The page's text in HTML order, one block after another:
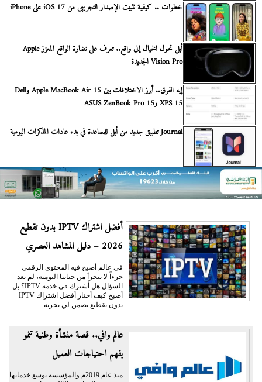
خطوات .. كيفية تثبيت الإصدار التجريبى من iOS 17 على iPhone
أبل تحول الخيال إلى واقع.. تعرف على نضارة الواقع المعزز Apple
Vision Pro الجديدة
إيه الفرق.. أبرز الاختلافات بين Apple MacBook Air 15 وDell
XPS 15 وASUS ZenBook Pro 15
Journal تطبيق جديد من أبل للمساعدة في بدء عادات المذكرات اليومية
أفضل اشتراك IPTV بدون تقطيع
2026 – دليل المشاهد العصري
في عالم أصبح فيه المحتوى الرقمي
جزءاً لا يتجزأ من حياتنا اليومية، لم يعد
السؤال هل أشترك في خدمة IPTV؟ بل
أصبح كيف أختار أفضل اشتراك IPTV
بدون تقطيع يضمن لي تجربة...
عالم وافي.. قصة منشأة وطنية تنمو
بفهم احتياجات العميل
منذ عام 2019م والمؤسسة توسع خدماتها